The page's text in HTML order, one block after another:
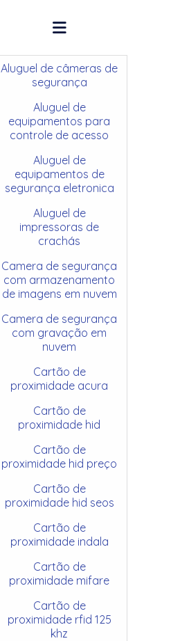
Aluguel de câmeras de
segurança
Aluguel de
equipamentos para
controle de acesso
Aluguel de
equipamentos de
segurança eletronica
Aluguel de
impressoras de
crachás
Camera de segurança
com armazenamento
de imagens em nuvem
Camera de segurança
com gravação em
nuvem
Cartão de
proximidade acura
Cartão de
proximidade hid
Cartão de
proximidade hid preço
Cartão de
proximidade hid seos
Cartão de
proximidade indala
Cartão de
proximidade mifare
Cartão de
proximidade rfid 125
khz